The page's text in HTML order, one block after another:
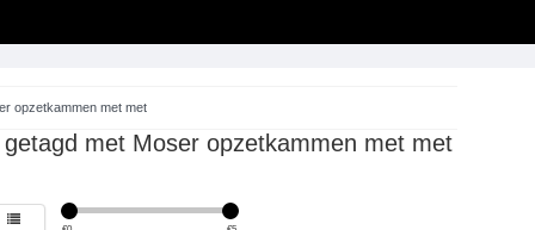
opzetkammen met met
met Moser opzetkammen met met